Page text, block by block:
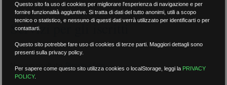
Servizi per gli iscritti
Nessun risultato.Rimuovi filtri
Questo sito fa uso di cookies per migliorare l'esperienza di navigazione e per
fornire funzionalità aggiuntive. Si tratta di dati del tutto anonimi, utili a scopo
tecnico o statistico, e nessuno di questi dati verrà utilizzato per identificarti o per
contattarti.
Questo sito potrebbe fare uso di cookies di terze parti. Maggiori dettagli sono
presenti sulla privacy policy.
Per sapere come questo sito utilizza cookies o localStorage, leggi la PRIVACY
POLICY.